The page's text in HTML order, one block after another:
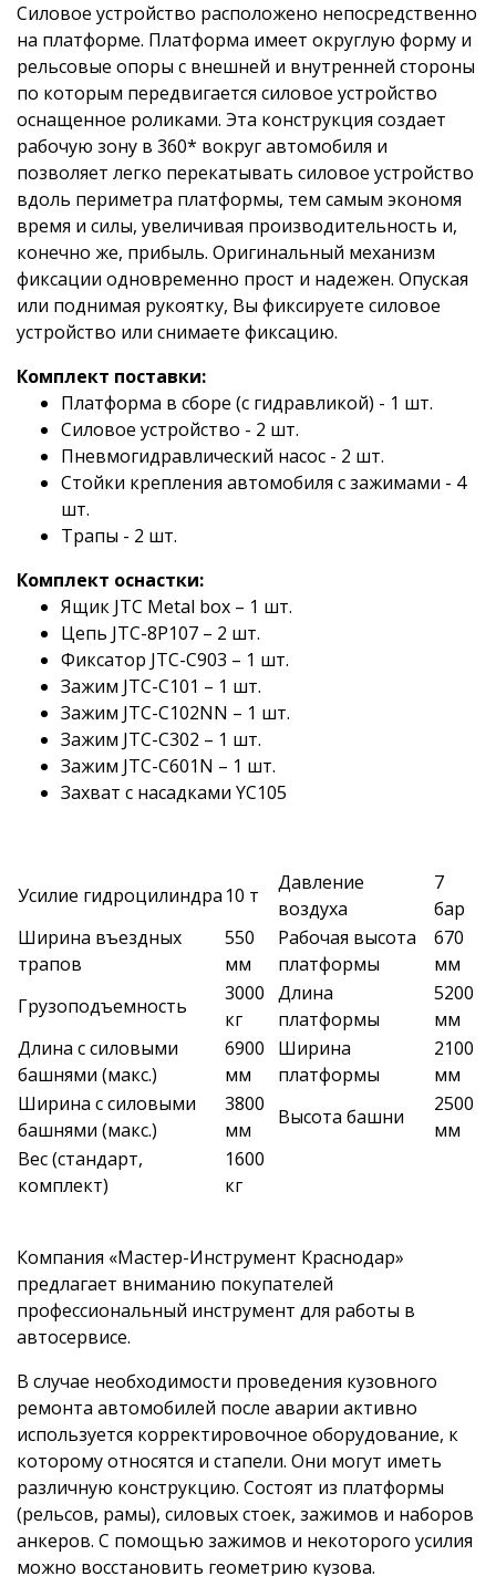
Силовое устройство расположено непосредственно
на платформе. Платформа имеет округлую форму и
рельсовые опоры с внешней и внутренней стороны
по которым передвигается силовое устройство
оснащенное роликами. Эта конструкция создает
рабочую зону в 360* вокруг автомобиля и
позволяет легко перекатывать силовое устройство
вдоль периметра платформы, тем самым экономя
время и силы, увеличивая производительность и,
конечно же, прибыль. Оригинальный механизм
фиксации одновременно прост и надежен. Опуская
или поднимая рукоятку, Вы фиксируете силовое
устройство или снимаете фиксацию.
Комплект поставки:
Платформа в сборе (с гидравликой) - 1 шт.
Силовое устройство - 2 шт.
Пневмогидравлический насос - 2 шт.
Стойки крепления автомобиля с зажимами - 4
шт.
Трапы - 2 шт.
Комплект оснастки:
Ящик JTC Metal box – 1 шт.
Цепь JTC-8Р107 – 2 шт.
Фиксатор JTC-C903 – 1 шт.
Зажим JTC-C101 – 1 шт.
Зажим JTC-С102NN – 1 шт.
Зажим JTC-С302 – 1 шт.
Зажим JTC-С601N – 1 шт.
Захват с насадками YC105
Усилие гидроцилиндра 10 т
Давление
воздуха
7
бар
Ширина въездных
трапов
550
мм
Рабочая высота
платформы
670
мм
Грузоподъемность
3000
кг
Длина
платформы
5200
мм
Длина с силовыми
башнями (макс.)
6900
мм
Ширина
платформы
2100
мм
Ширина с силовыми
башнями (макс.)
3800
мм
Высота башни
2500
мм
Вес (стандарт,
комплект)
1600
кг
Компания «Мастер-Инструмент Краснодар»
предлагает вниманию покупателей
профессиональный инструмент для работы в
автосервисе.
В случае необходимости проведения кузовного
ремонта автомобилей после аварии активно
используется корректировочное оборудование, к
которому относятся и стапели. Они могут иметь
различную конструкцию. Состоят из платформы
(рельсов, рамы), силовых стоек, зажимов и наборов
анкеров. С помощью зажимов и некоторого усилия
можно восстановить геометрию кузова.